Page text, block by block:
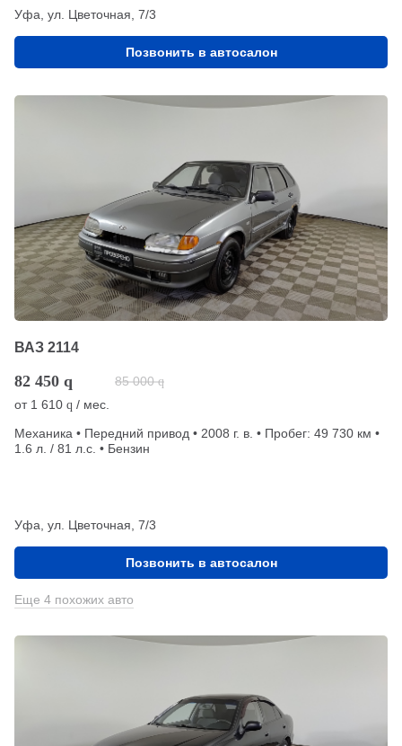
Уфа, ул. Цветочная, 7/3
Позвонить в автосалон
ВАЗ 2114
82 450 q 85 000 q
от 1 610 q / мес.
Механика • Передний привод • 2008 г. в. • Пробег: 49 730 км •
1.6 л. / 81 л.с. • Бензин
Уфа, ул. Цветочная, 7/3
Позвонить в автосалон
Еще 4 похожих авто